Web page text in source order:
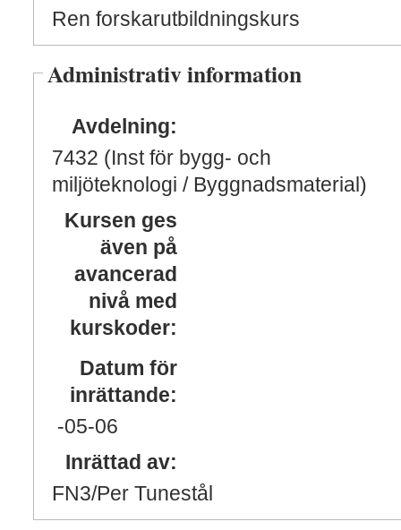
Ren forskarutbildningskurs
Administrativ information
Avdelning:
7432 (Inst för bygg- och
miljöteknologi / Byggnadsmaterial)
Kursen ges
även på
avancerad
nivå med
kurskoder:
Datum för
inrättande:
-05-06
Inrättad av:
FN3/Per Tunestål